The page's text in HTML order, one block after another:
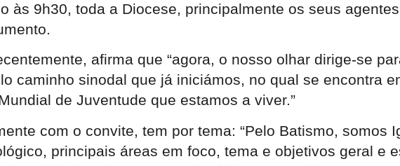
às 9h30, toda a Diocese, principalmente os seus
afirma que “agora, o nosso olhar dirige-se
caminho sinodal que já iniciámos, no qual se encontra
de Juventude que estamos a viver.”
com o convite, tem por tema: “Pelo Batismo, somos
principais áreas em foco, tema e objetivos geral e